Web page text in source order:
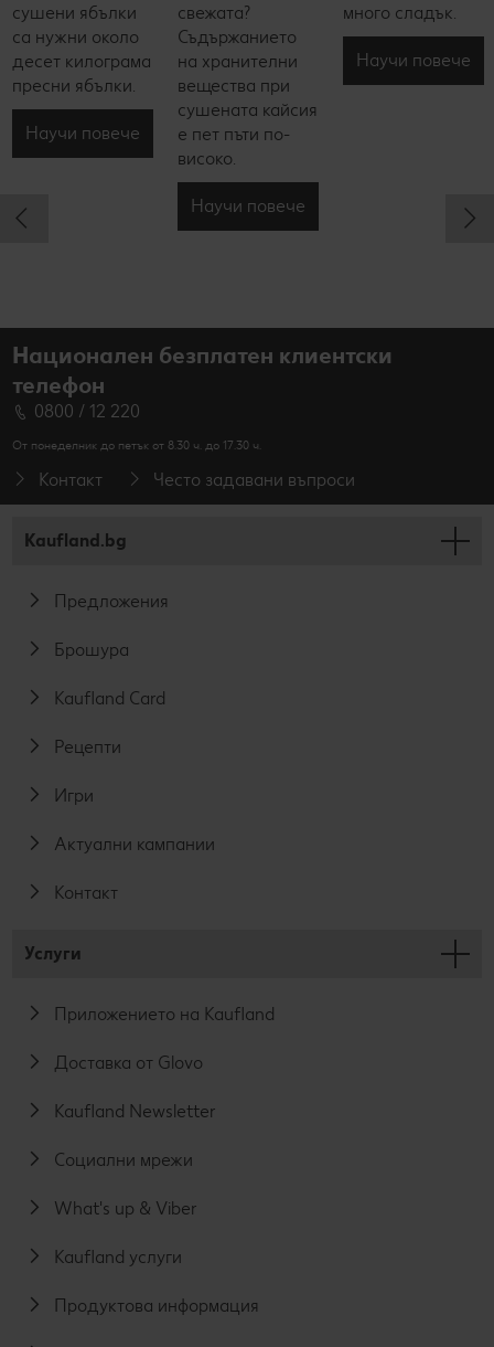
сушени ябълки
са нужни около
десет килограма
пресни ябълки.
Научи повече
свежата?
Съдържанието
на хранителни
вещества при
сушената кайсия
е пет пъти по-
високо.
Научи повече
много сладък.
Научи повече
Национален безплатен клиентски
телефон
0800 / 12 220
От понеделник до петък от 8.30 ч. до 17.30 ч.
Контакт Често задавани въпроси
Kaufland.bg
Предложения
Брошура
Kaufland Card
Рецепти
Игри
Актуални кампании
Контакт
Услуги
Приложението на Kaufland
Доставка от Glovo
Kaufland Newsletter
Социални мрежи
What's up & Viber
Kaufland услуги
Продуктова информация